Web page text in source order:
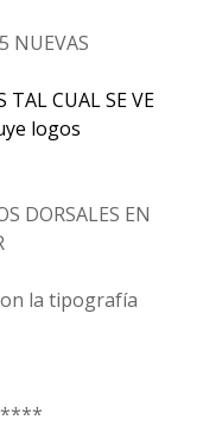
NUEVAS
CUAL SE VE
logos
DORSALES EN
la tipografía